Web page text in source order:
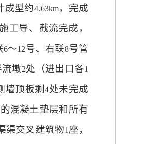
成型约4.63km，完成
工导、截流完成，
6～12号、右联8号管
墩2处（进出口各1
墙顶板剩4处未完成
混凝土垫层和所有
渠交叉建筑物1 座，